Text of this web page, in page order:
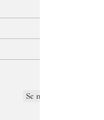
Se mere